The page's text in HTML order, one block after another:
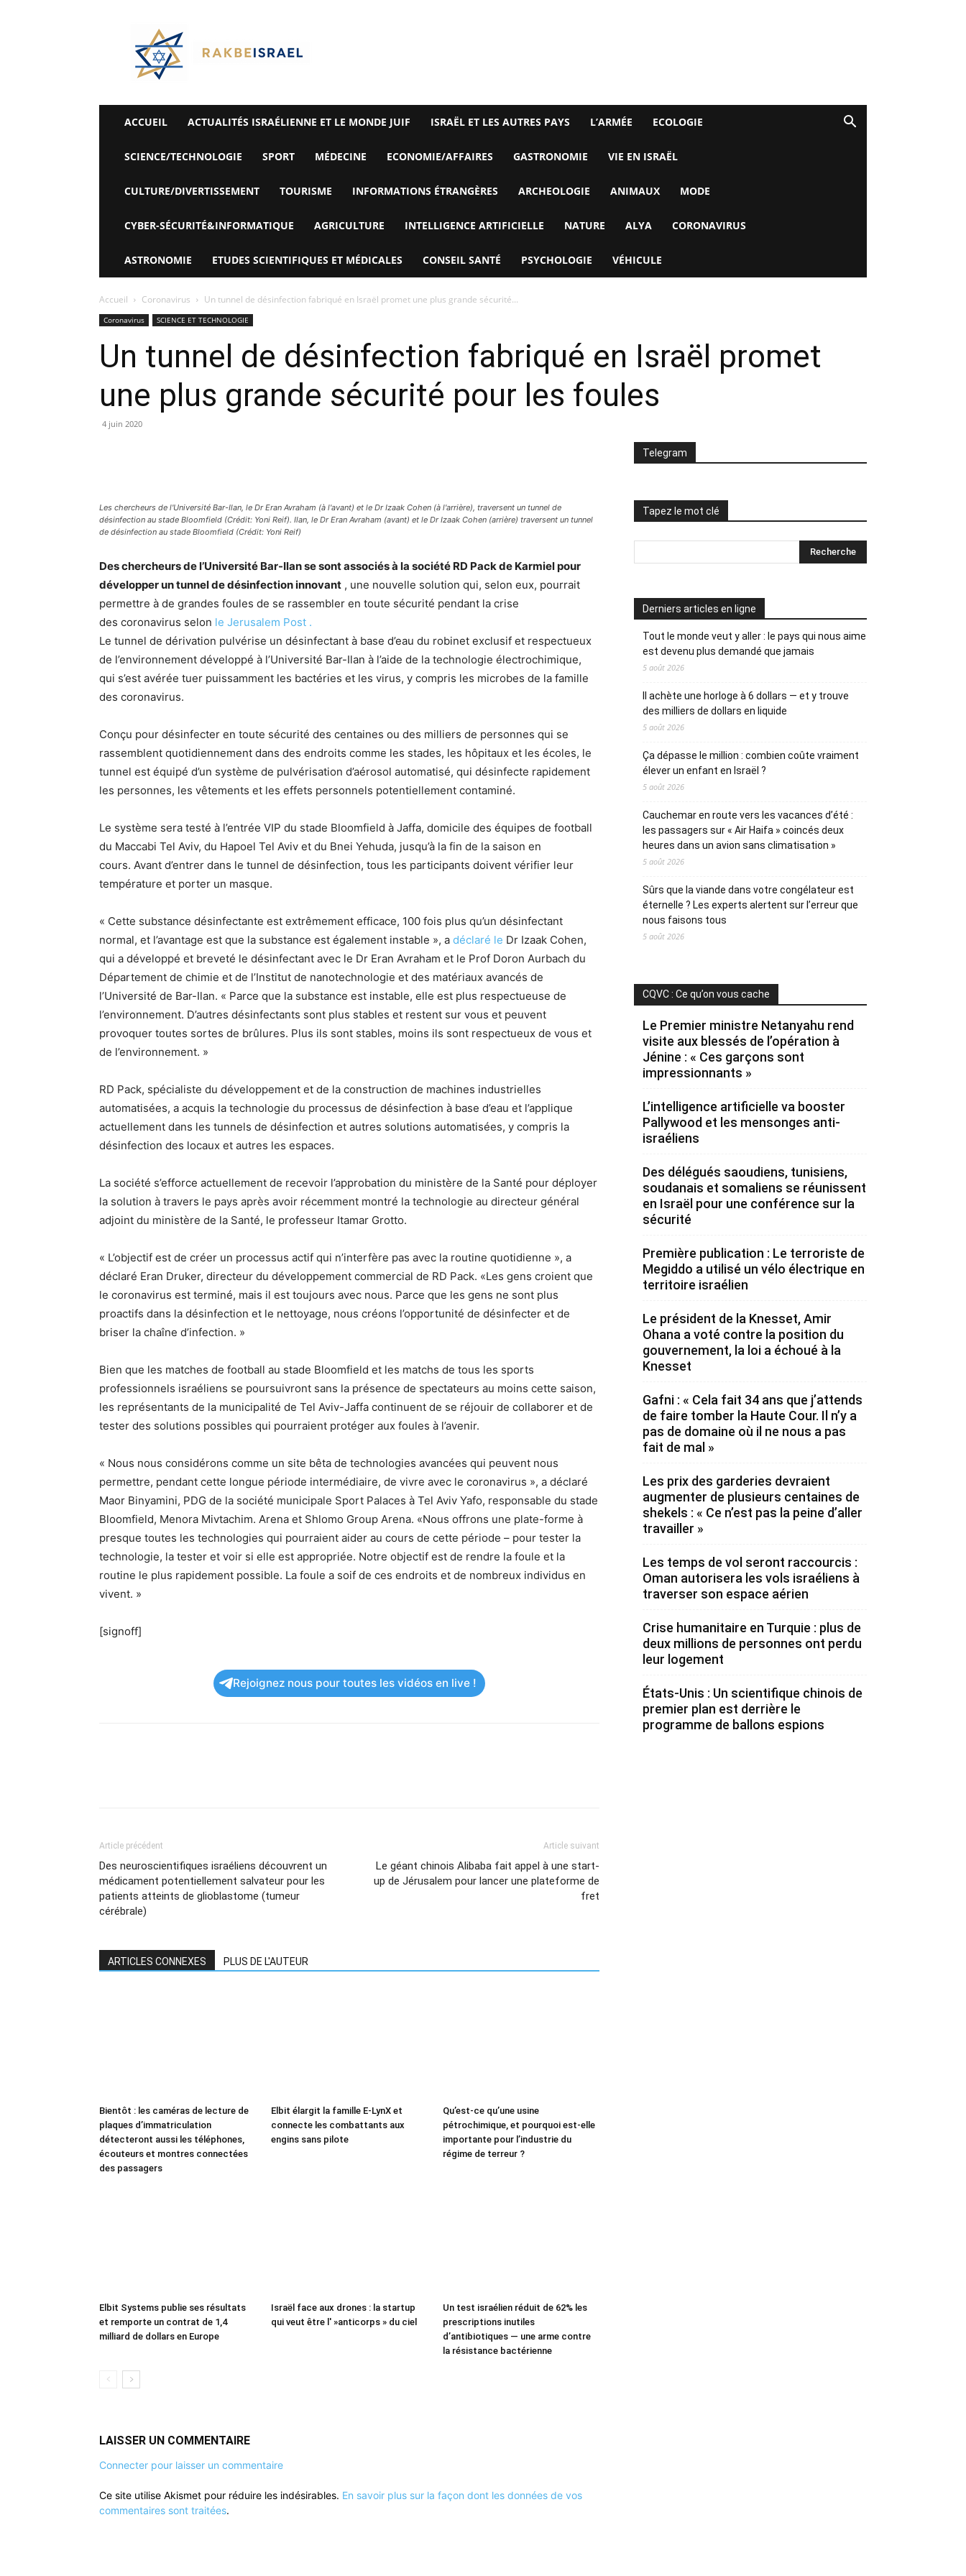
Rak
Be
Israel-
Alyaexpress-
News
ACCUEIL ACTUALITÉS ISRAÉLIENNE ET LE MONDE JUIF ISRAËL ET LES AUTRES PAYS L’ARMÉE ECOLOGIE
SCIENCE/TECHNOLOGIE SPORT MÉDECINE ECONOMIE/AFFAIRES GASTRONOMIE VIE EN ISRAËL
CULTURE/DIVERTISSEMENT TOURISME INFORMATIONS ÉTRANGÈRES ARCHEOLOGIE ANIMAUX MODE
CYBER-SÉCURITÉ&INFORMATIQUE AGRICULTURE INTELLIGENCE ARTIFICIELLE NATURE ALYA CORONAVIRUS
ASTRONOMIE ETUDES SCIENTIFIQUES ET MÉDICALES CONSEIL SANTÉ PSYCHOLOGIE VÉHICULE
Accueil Coronavirus Un tunnel de désinfection fabriqué en Israël promet une plus grande sécurité...
Coronavirus SCIENCE ET TECHNOLOGIE
Un tunnel de désinfection fabriqué en Israël promet
une plus grande sécurité pour les foules
4 juin 2020
Les chercheurs de l'Université Bar-Ilan, le Dr Eran Avraham (à l'avant) et le Dr Izaak Cohen (à l'arrière), traversent un tunnel de
désinfection au stade Bloomfield (Crédit: Yoni Reif). Ilan, le Dr Eran Avraham (avant) et le Dr Izaak Cohen (arrière) traversent un tunnel
de désinfection au stade Bloomfield (Crédit: Yoni Reif)
Des chercheurs de l’Université Bar-Ilan se sont associés à la société RD Pack de Karmiel pour
développer un tunnel de désinfection innovant , une nouvelle solution qui, selon eux, pourrait
permettre à de grandes foules de se rassembler en toute sécurité pendant la crise
des coronavirus selon le Jerusalem Post .
Le tunnel de dérivation pulvérise un désinfectant à base d’eau du robinet exclusif et respectueux
de l’environnement développé à l’Université Bar-Ilan à l’aide de la technologie électrochimique,
qui s’est avérée tuer puissamment les bactéries et les virus, y compris les microbes de la famille
des coronavirus.
Conçu pour désinfecter en toute sécurité des centaines ou des milliers de personnes qui se
rassemblent quotidiennement dans des endroits comme les stades, les hôpitaux et les écoles, le
tunnel est équipé d’un système de pulvérisation d’aérosol automatisé, qui désinfecte rapidement
les personnes, les vêtements et les effets personnels potentiellement contaminé.
Le système sera testé à l’entrée VIP du stade Bloomfield à Jaffa, domicile des équipes de football
du Maccabi Tel Aviv, du Hapoel Tel Aviv et du Bnei Yehuda, jusqu’à la fin de la saison en
cours. Avant d’entrer dans le tunnel de désinfection, tous les participants doivent vérifier leur
température et porter un masque.
« Cette substance désinfectante est extrêmement efficace, 100 fois plus qu’un désinfectant
normal, et l’avantage est que la substance est également instable », a déclaré le Dr Izaak Cohen,
qui a développé et breveté le désinfectant avec le Dr Eran Avraham et le Prof Doron Aurbach du
Département de chimie et de l’Institut de nanotechnologie et des matériaux avancés de
l’Université de Bar-Ilan. « Parce que la substance est instable, elle est plus respectueuse de
l’environnement. D’autres désinfectants sont plus stables et restent sur vous et peuvent
provoquer toutes sortes de brûlures. Plus ils sont stables, moins ils sont respectueux de vous et
de l’environnement. »
RD Pack, spécialiste du développement et de la construction de machines industrielles
automatisées, a acquis la technologie du processus de désinfection à base d’eau et l’applique
actuellement dans les tunnels de désinfection et autres solutions automatisées, y compris la
désinfection des locaux et autres les espaces.
La société s’efforce actuellement de recevoir l’approbation du ministère de la Santé pour déployer
la solution à travers le pays après avoir récemment montré la technologie au directeur général
adjoint du ministère de la Santé, le professeur Itamar Grotto.
« L’objectif est de créer un processus actif qui n’interfère pas avec la routine quotidienne », a
déclaré Eran Druker, directeur du développement commercial de RD Pack. «Les gens croient que
le coronavirus est terminé, mais il est toujours avec nous. Parce que les gens ne sont plus
proactifs dans la désinfection et le nettoyage, nous créons l’opportunité de désinfecter et de
briser la chaîne d’infection. »
Bien que les matches de football au stade Bloomfield et les matchs de tous les sports
professionnels israéliens se poursuivront sans la présence de spectateurs au moins cette saison,
les représentants de la municipalité de Tel Aviv-Jaffa continuent de se réjouir de collaborer et de
tester des solutions possibles qui pourraient protéger aux foules à l’avenir.
« Nous nous considérons comme un site bêta de technologies avancées qui peuvent nous
permettre, pendant cette longue période intermédiaire, de vivre avec le coronavirus », a déclaré
Maor Binyamini, PDG de la société municipale Sport Palaces à Tel Aviv Yafo, responsable du stade
Bloomfield, Menora Mivtachim. Arena et Shlomo Group Arena. «Nous offrons une plate-forme à
presque toutes les technologies qui pourraient aider au cours de cette période – pour tester la
technologie, la tester et voir si elle est appropriée. Notre objectif est de rendre la foule et la
routine le plus rapidement possible. La foule a soif de ces endroits et de nombreux individus en
vivent. »
[signoff]
Rejoignez nous pour toutes les vidéos en live !
Article précédent
Des neuroscientifiques israéliens découvrent un
médicament potentiellement salvateur pour les
patients atteints de glioblastome (tumeur
cérébrale)
Article suivant
Le géant chinois Alibaba fait appel à une start-
up de Jérusalem pour lancer une plateforme de
fret
ARTICLES CONNEXES PLUS DE L'AUTEUR
Bientôt : les caméras de lecture de
plaques d’immatriculation
détecteront aussi les téléphones,
écouteurs et montres connectées
des passagers
Elbit élargit la famille E-LynX et
connecte les combattants aux
engins sans pilote
Qu’est-ce qu’une usine
pétrochimique, et pourquoi est-elle
importante pour l’industrie du
régime de terreur ?
Elbit Systems publie ses résultats
et remporte un contrat de 1,4
milliard de dollars en Europe
Israël face aux drones : la startup
qui veut être l' »anticorps » du ciel
Un test israélien réduit de 62% les
prescriptions inutiles
d’antibiotiques — une arme contre
la résistance bactérienne
LAISSER UN COMMENTAIRE
Connecter pour laisser un commentaire
Ce site utilise Akismet pour réduire les indésirables. En savoir plus sur la façon dont les données de vos
commentaires sont traitées.
Telegram
Tapez le mot clé
Derniers articles en ligne
Tout le monde veut y aller : le pays qui nous aime
est devenu plus demandé que jamais
5 août 2026
Il achète une horloge à 6 dollars — et y trouve
des milliers de dollars en liquide
5 août 2026
Ça dépasse le million : combien coûte vraiment
élever un enfant en Israël ?
5 août 2026
Cauchemar en route vers les vacances d’été :
les passagers sur « Air Haifa » coincés deux
heures dans un avion sans climatisation »
5 août 2026
Sûrs que la viande dans votre congélateur est
éternelle ? Les experts alertent sur l’erreur que
nous faisons tous
5 août 2026
CQVC : Ce qu’on vous cache
Le Premier ministre Netanyahu rend
visite aux blessés de l’opération à
Jénine : « Ces garçons sont
impressionnants »
L’intelligence artificielle va booster
Pallywood et les mensonges anti-
israéliens
Des délégués saoudiens, tunisiens,
soudanais et somaliens se réunissent
en Israël pour une conférence sur la
sécurité
Première publication : Le terroriste de
Megiddo a utilisé un vélo électrique en
territoire israélien
Le président de la Knesset, Amir
Ohana a voté contre la position du
gouvernement, la loi a échoué à la
Knesset
Gafni : « Cela fait 34 ans que j’attends
de faire tomber la Haute Cour. Il n’y a
pas de domaine où il ne nous a pas
fait de mal »
Les prix des garderies devraient
augmenter de plusieurs centaines de
shekels : « Ce n’est pas la peine d’aller
travailler »
Les temps de vol seront raccourcis :
Oman autorisera les vols israéliens à
traverser son espace aérien
Crise humanitaire en Turquie : plus de
deux millions de personnes ont perdu
leur logement
États-Unis : Un scientifique chinois de
premier plan est derrière le
programme de ballons espions